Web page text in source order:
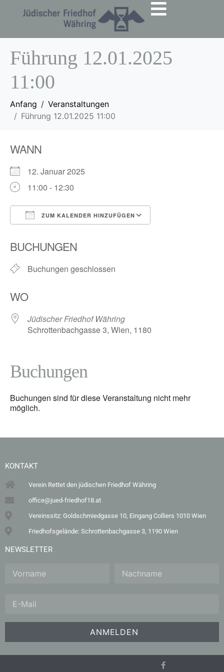
Führung 12.01.2025
11:00
Anfang
Veranstaltungen
Führung 12.01.2025 11:00
WANN
12. Januar 2025
11:00 - 12:30
ZUM KALENDER HINZUFÜGEN
BUCHUNGEN
Buchungen geschlossen
WO
Jüdischer Friedhof Währing
Schrottenbachgasse 3, Wien, 1180
Buchungen
Buchungen sind für diese Veranstaltung nicht mehr
möglich.
KONTAKT
Verein Rettet den jüdischen Friedhof Währing
office@jued-friedhof18.at
Vereinssitz: Goldschmiedgasse 10, Eingang Colliers 1010 Wien
Friedhofsgelände: Schrottenbachgasse 3, 1190 Wien
NEWSLETTER